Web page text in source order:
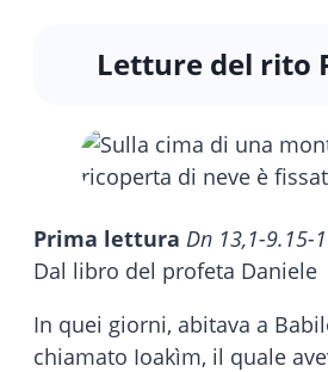
Letture del rito
Prima lettura Dn 13,1-9.15-
Dal libro del profeta Daniele
In quei giorni, abitava a
chiamato Ioakìm, il quale